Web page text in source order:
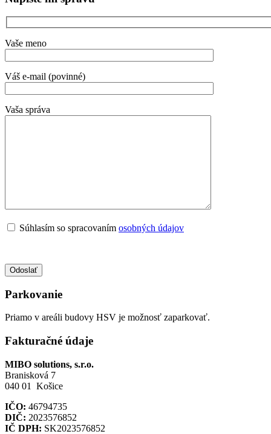
Vaše meno
Váš e-mail (povinné)
Vaša správa
Súhlasím so spracovaním osobných údajov
Parkovanie
Priamo v areáli budovy HSV je možnosť zaparkovať.
Fakturačné údaje
MIBO solutions, s.r.o.
Branisková 7
040 01 Košice
IČO: 46794735
DIČ: 2023576852
IČ DPH: SK2023576852